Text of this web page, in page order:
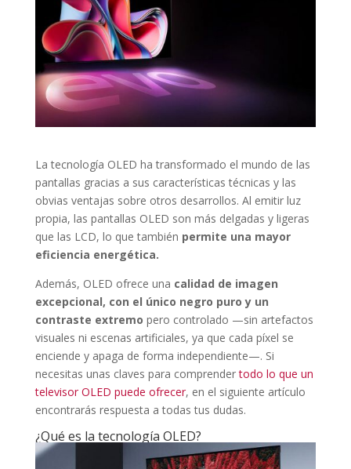
La tecnología OLED ha transformado el mundo de las
pantallas gracias a sus características técnicas y las
obvias ventajas sobre otros desarrollos. Al emitir luz
propia, las pantallas OLED son más delgadas y ligeras
que las LCD, lo que también permite una mayor
eficiencia energética.
Además, OLED ofrece una calidad de imagen
excepcional, con el único negro puro y un
contraste extremo pero controlado —sin artefactos
visuales ni escenas artificiales, ya que cada píxel se
enciende y apaga de forma independiente—. Si
necesitas unas claves para comprendertodo lo que un
televisor OLED puede ofrecer, en el siguiente artículo
encontrarás respuesta a todas tus dudas.
¿Qué es la tecnología OLED?